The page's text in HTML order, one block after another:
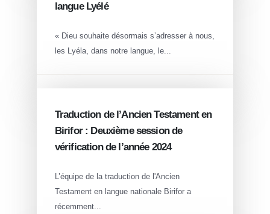
langue Lyélé
« Dieu souhaite désormais s’adresser à nous,
les Lyéla, dans notre langue, le...
Traduction de l’Ancien Testament en
Birifor : Deuxième session de
vérification de l’année 2024
L’équipe de la traduction de l'Ancien
Testament en langue nationale Birifor a
récemment...